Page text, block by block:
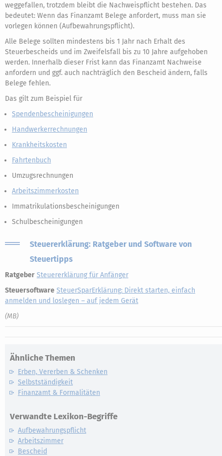
weggefallen, trotzdem bleibt die Nachweispflicht bestehen. Das
bedeutet: Wenn das Finanzamt Belege anfordert, muss man sie
vorlegen können (Aufbewahrungspflicht).
Alle Belege sollten mindestens bis 1 Jahr nach Erhalt des
Steuerbescheids und im Zweifelsfall bis zu 10 Jahre aufgehoben
werden. Innerhalb dieser Frist kann das Finanzamt Nachweise
anfordern und ggf. auch nachträglich den Bescheid ändern, falls
Belege fehlen.
Das gilt zum Beispiel für
Spendenbescheinigungen
Handwerkerrechnungen
Krankheitskosten
Fahrtenbuch
Umzugsrechnungen
Arbeitszimmerkosten
Immatrikulationsbescheinigungen
Schulbescheinigungen
Steuererklärung: Ratgeber und Software von
Steuertipps
Ratgeber Steuererklärung für Anfänger
Steuersoftware SteuerSparErklärung: Direkt starten, einfach
anmelden und loslegen – auf jedem Gerät
(MB)
Ähnliche Themen
Erben, Vererben & Schenken
Selbstständigkeit
Finanzamt & Formalitäten
Verwandte Lexikon-Begriffe
Aufbewahrungspflicht
Arbeitszimmer
Bescheid